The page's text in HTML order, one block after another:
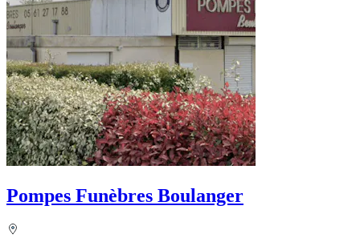
Pompes Funèbres Boulanger